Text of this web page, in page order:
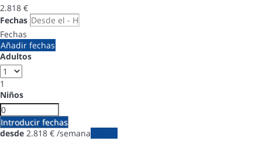
2.818 €
Fechas
Fechas
Añadir fechas
Adultos
1
Niños
Introducir fechas
desde 2.818 € /semana